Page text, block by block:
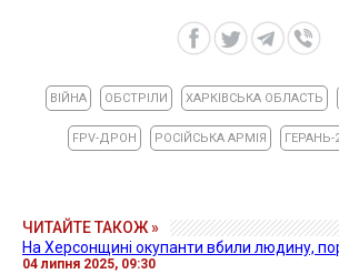
ВІЙНА ОБСТРІЛИ ХАРКІВСЬКА ОБЛАСТЬ
FPV-ДРОН РОСІЙСЬКА АРМІЯ ГЕРАНЬ-
ЧИТАЙТЕ ТАКОЖ »
На Херсонщині окупанти вбили людину,
04 липня 2025, 09:30